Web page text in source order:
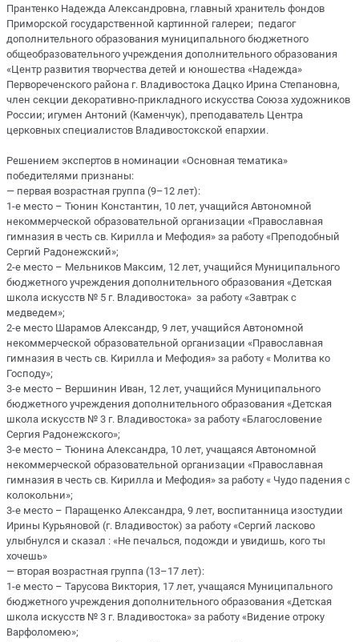
Прантенко Надежда Александровна, главный хранитель фондов
Приморской государственной картинной галереи; педагог
дополнительного образования муниципального бюджетного
общеобразовательного учреждения дополнительного образования
«Центр развития творчества детей и юношества «Надежда»
Первореченского района г. Владивостока Дацко Ирина Степановна,
член секции декоративно-прикладного искусства Союза художников
России; игумен Антоний (Каменчук), преподаватель Центра
церковных специалистов Владивостокской епархии.
Решением экспертов в номинации «Основная тематика»
победителями признаны:
— первая возрастная группа (9–12 лет):
1-е место – Тюнин Константин, 10 лет, учащийся Автономной
некоммерческой образовательной организации «Православная
гимназия в честь св. Кирилла и Мефодия» за работу «Преподобный
Сергий Радонежский»;
2-е место – Мельников Максим, 12 лет, учащийся Муниципального
бюджетного учреждения дополнительного образования «Детская
школа искусств № 5 г. Владивостока» за работу «Завтрак с
медведем»;
2-е место Шарамов Александр, 9 лет, учащийся Автономной
некоммерческой образовательной организации «Православная
гимназия в честь св. Кирилла и Мефодия» за работу « Молитва ко
Господу»;
3-е место – Вершинин Иван, 12 лет, учащийся Муниципального
бюджетного учреждения дополнительного образования «Детская
школа искусств № 3 г. Владивостока» за работу «Благословение
Сергия Радонежского»;
3-е место – Тюнина Александра, 10 лет, учащаяся Автономной
некоммерческой образовательной организации «Православная
гимназия в честь св. Кирилла и Мефодия» за работу « Чудо падения с
колокольни»;
3-е место – Паращенко Александра, 9 лет, воспитанница изостудии
Ирины Курьяновой (г. Владивосток) за работу «Сергий ласково
улыбнулся и сказал : «Не печалься, подожди и увидишь, кого ты
хочешь»
— вторая возрастная группа (13–17 лет):
1-е место – Тарусова Виктория, 17 лет, учащаяся Муниципального
бюджетного учреждения дополнительного образования «Детская
школа искусств № 3 г. Владивостока» за работу «Видение отроку
Варфоломею»;